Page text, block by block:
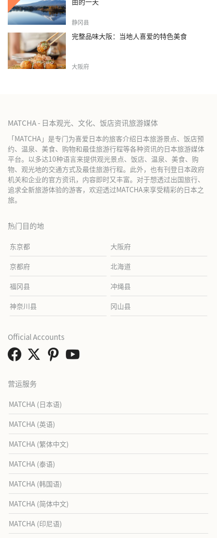
静冈县
完整品味大阪：当地人喜爱的特色美食
大阪府
MATCHA - 日本观光、文化、饭店资讯旅游媒体
「MATCHA」是专门为喜爱日本的旅客介绍日本旅游景点、饭店预
约、温泉、美食、购物和最佳旅游行程等各种资讯的日本旅游媒体
平台。以多达10种语言来提供观光景点、饭店、温泉、美食、购
物、观光地的交通方式及最佳旅游行程。此外，也有刊登日本政府
机关和企业的官方资讯，内容即时又丰富。对于想透过出国旅行、
追求全新旅游体验的游客，欢迎透过MATCHA来享受精彩的日本之
旅。
热门目的地
东京都 大阪府
京都府 北海道
福冈县 冲绳县
神奈川县 冈山县
营运服务
MATCHA (日本语)
MATCHA (英语)
MATCHA (繁体中文)
MATCHA (泰语)
MATCHA (韩国语)
MATCHA (简体中文)
MATCHA (印尼语)
Official Accounts